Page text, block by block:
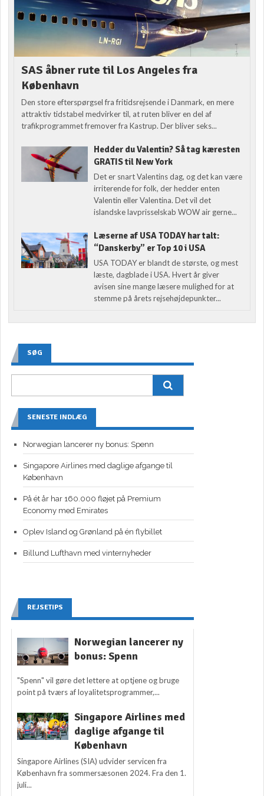
SAS åbner rute til Los Angeles fra
København
Den store efterspørgsel fra fritidsrejsende i Danmark, en mere
attraktiv tidstabel medvirker til, at ruten bliver en del af
trafikprogrammet fremover fra Kastrup. Der bliver seks...
Hedder du Valentin? Så tag kæresten
GRATIS til New York
Det er snart Valentins dag, og det kan være
irriterende for folk, der hedder enten
Valentin eller Valentina. Det vil det
islandske lavprisselskab WOW air gerne...
Læserne af USA TODAY har talt:
“Danskerby” er Top 10 i USA
USA TODAY er blandt de største, og mest
læste, dagblade i USA. Hvert år giver
avisen sine mange læsere mulighed for at
stemme på årets rejsehøjdepunkter...
SØG
SENESTE INDLÆG
Norwegian lancerer ny bonus: Spenn
Singapore Airlines med daglige afgange til
København
På ét år har 160.000 fløjet på Premium
Economy med Emirates
Oplev Island og Grønland på én flybillet
Billund Lufthavn med vinternyheder
REJSETIPS
Norwegian lancerer ny
bonus: Spenn
"Spenn" vil gøre det lettere at optjene og bruge
point på tværs af loyalitetsprogrammer,...
Singapore Airlines med
daglige afgange til
København
Singapore Airlines (SIA) udvider servicen fra
København fra sommersæsonen 2024. Fra den 1.
juli...